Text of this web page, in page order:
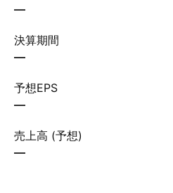
—
決算期間
—
予想EPS
—
売上高 (予想)
—